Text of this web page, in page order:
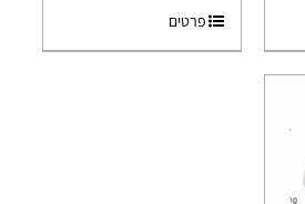
פרטים